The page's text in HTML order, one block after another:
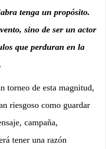
tenga un propósito.
sino de ser un actor
que perduran en la
.
torneo de esta magnitud,
riesgoso como guardar
campaña,
tener una razón